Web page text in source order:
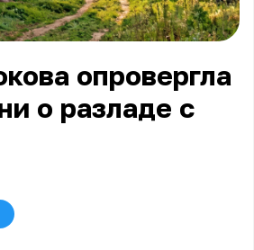
опровергла
о разладе с